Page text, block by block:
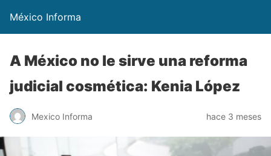
México Informa
A México no le sirve una reforma
judicial cosmética: Kenia López
Mexico Informa hace 3 meses